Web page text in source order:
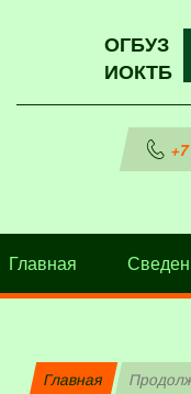
ОГБУЗ
ИОКТБ
Главная
Главная